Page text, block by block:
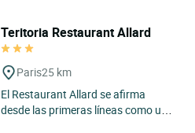
Teritoria Restaurant Allard
Paris25 km
El Restaurant Allard se afirma
desde las primeras líneas como una